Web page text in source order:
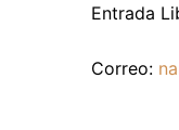
Entrada
Correo: